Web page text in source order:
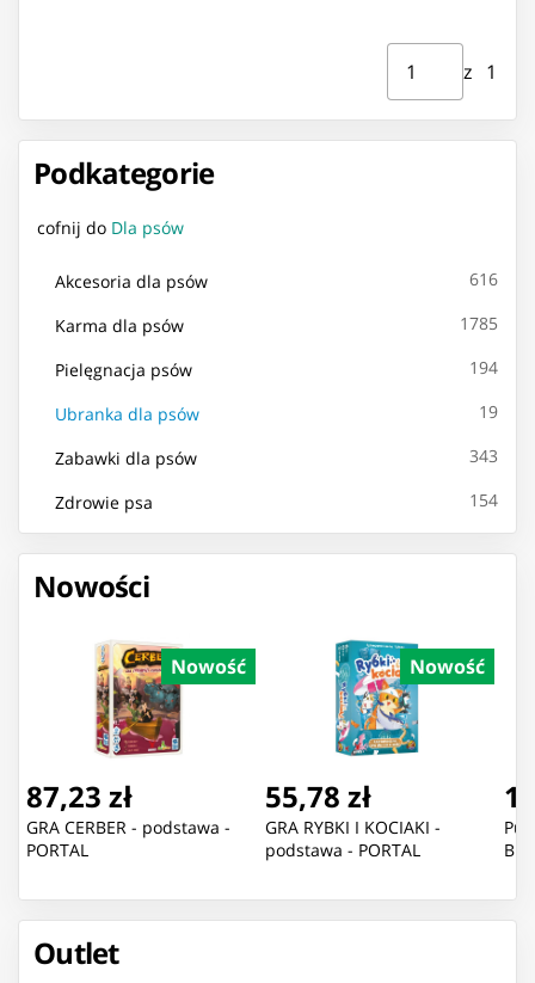
Podkategorie
cofnij do Dla psów
Akcesoria dla psów 616
Karma dla psów 1785
Pielęgnacja psów 194
Ubranka dla psów 19
Zabawki dla psów 343
Zdrowie psa 154
Nowości
Nowość
87,23 zł
GRA CERBER - podstawa -
PORTAL
Nowość
55,78 zł
GRA RYBKI I KOCIAKI -
podstawa - PORTAL
Outlet
Strona ⁨1⁩ z ⁨1⁩
z ⁨1⁩
Przejdź do strony